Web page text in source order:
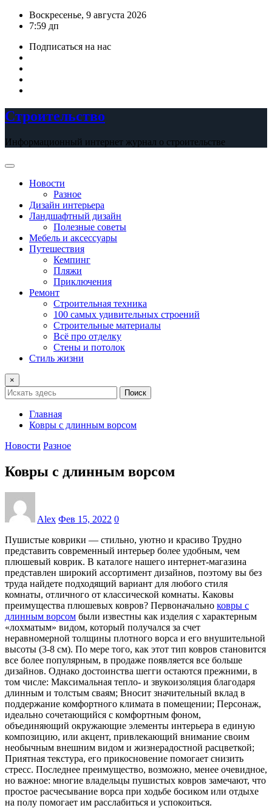
ПерейтиВоскресенье, 9 августа 2026
7:59 дп
Подписаться на нас
Строительство
Информационный интернет журнал о строительстве
Новости
Разное
Дизайн интерьера
Ландшафтный дизайн
Полезные советы
Мебель и аксессуары
Путешествия
Кемпинг
Пляжи
Приключения
Ремонт
Строительная техника
100 самых удивительных строений
Строительные материалы
Всё про отделку
Стены и потолок
Стиль жизни
×
Поиск
Главная
Ковры с длинным ворсом
Новости Разное
Ковры с длинным ворсом
Alex Фев 15, 2022 0
Пушистые коврики — стильно, уютно и красиво Трудно
представить современный интерьер более удобным, чем
плюшевый коврик. В каталоге нашего интернет-магазина
представлен широкий ассортимент дизайнов, поэтому вы без
труда найдете подходящий вариант для любого стиля
комнаты, отличного от классической комнаты. Каковы
преимущества плюшевых ковров? Первоначально ковры с
длинным ворсом были известны как изделия с характерным
«лохматым» видом, который получался за счет
неравномерной толщины плотного ворса и его внушительной
высоты (3-8 см). По мере того, как этот тип ковров становится
все более популярным, в продаже появляется все больше
дизайнов. Однако достоинства шегги остаются прежними, в
том числе: Максимальная тепло- и звукоизоляция благодаря
длинным и толстым сваям; Вносит значительный вклад в
поддержание комфортного климата в помещении; Персонаж,
идеально сочетающийся с комфортным фоном,
объединяющий окружающие элементы интерьера в единую
композицию, или акцент, привлекающий внимание своим
необычным внешним видом и жизнерадостной расцветкой;
Приятная текстура, его прикосновение помогает снизить
стресс. Последнее преимущество, возможно, менее очевидное,
но важное: многие владельцы пушистых ковров замечают, что
простое расчесывание ворса при ходьбе босиком или отдыхе
на полу помогает им расслабиться и успокоиться.